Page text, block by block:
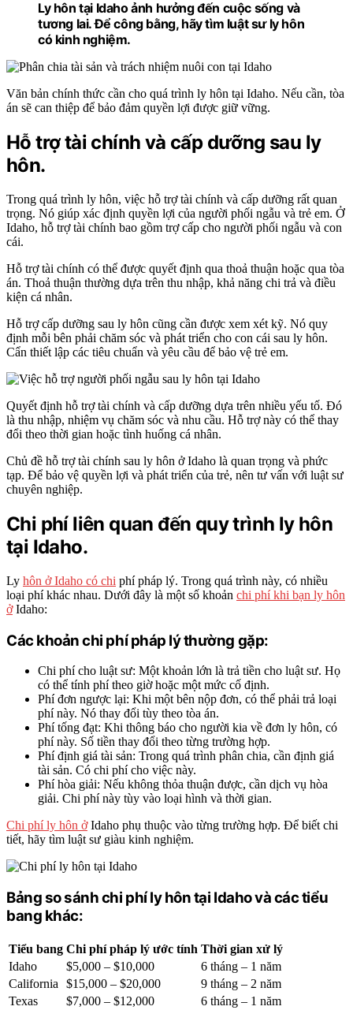
Ly hôn tại Idaho ảnh hưởng đến cuộc sống và
tương lai. Để công bằng, hãy tìm luật sư ly hôn
có kinh nghiệm.
Văn bản chính thức cần cho quá trình ly hôn tại Idaho. Nếu cần, tòa
án sẽ can thiệp để bảo đảm quyền lợi được giữ vững.
Hỗ trợ tài chính và cấp dưỡng sau ly
hôn.
Trong quá trình ly hôn, việc hỗ trợ tài chính và cấp dưỡng rất quan
trọng. Nó giúp xác định quyền lợi của người phối ngẫu và trẻ em. Ở
Idaho, hỗ trợ tài chính bao gồm trợ cấp cho người phối ngẫu và con
cái.
Hỗ trợ tài chính có thể được quyết định qua thoả thuận hoặc qua tòa
án. Thoả thuận thường dựa trên thu nhập, khả năng chi trả và điều
kiện cá nhân.
Hỗ trợ cấp dưỡng sau ly hôn cũng cần được xem xét kỹ. Nó quy
định mỗi bên phải chăm sóc và phát triển cho con cái sau ly hôn.
Cẩn thiết lập các tiêu chuẩn và yêu cầu để bảo vệ trẻ em.
Quyết định hỗ trợ tài chính và cấp dưỡng dựa trên nhiều yếu tố. Đó
là thu nhập, nhiệm vụ chăm sóc và nhu cầu. Hỗ trợ này có thể thay
đổi theo thời gian hoặc tình huống cá nhân.
Chủ đề hỗ trợ tài chính sau ly hôn ở Idaho là quan trọng và phức
tạp. Để bảo vệ quyền lợi và phát triển của trẻ, nên tư vấn với luật sư
chuyên nghiệp.
Chi phí liên quan đến quy trình ly hôn
tại Idaho.
Ly hôn ở Idaho có chi phí pháp lý. Trong quá trình này, có nhiều
loại phí khác nhau. Dưới đây là một số khoản chi phí khi bạn ly hôn
ởIdaho:
Các khoản chi phí pháp lý thường gặp:
Chi phí cho luật sư: Một khoản lớn là trả tiền cho luật sư. Họ
có thể tính phí theo giờ hoặc một mức cố định.
Phí đơn ngược lại: Khi một bên nộp đơn, có thể phải trả loại
phí này. Nó thay đổi tùy theo tòa án.
Phí tống đạt: Khi thông báo cho người kia về đơn ly hôn, có
phí này. Số tiền thay đổi theo từng trường hợp.
Phí định giá tài sản: Trong quá trình phân chia, cần định giá
tài sản. Có chi phí cho việc này.
Phí hòa giải: Nếu không thỏa thuận được, cần dịch vụ hòa
giải. Chi phí này tùy vào loại hình và thời gian.
Chi phí ly hôn ởIdaho phụ thuộc vào từng trường hợp. Để biết chi
tiết, hãy tìm luật sư giàu kinh nghiệm.
Bảng so sánh chi phí ly hôn tại Idaho và các tiểu
bang khác:
Tiểu bang Chi phí pháp lý ước tính Thời gian xử lý
Idaho
$5,000 – $10,000
6 tháng – 1 năm
California
$15,000 – $20,000
9 tháng – 2 năm
Texas
$7,000 – $12,000
6 tháng – 1 năm